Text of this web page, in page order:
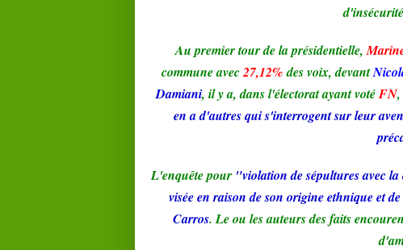
Au premier tour de la présidentielle,
commune avec27,12%des voix, devant
Damiani, il y a, dans l'électorat ayant votéFN,
en a d'autres qui s'interrogent sur leur
L'enquête pour "violation de sépultures avec
visée en raison de son origine ethnique et
Carros. Le ou les auteurs des faits